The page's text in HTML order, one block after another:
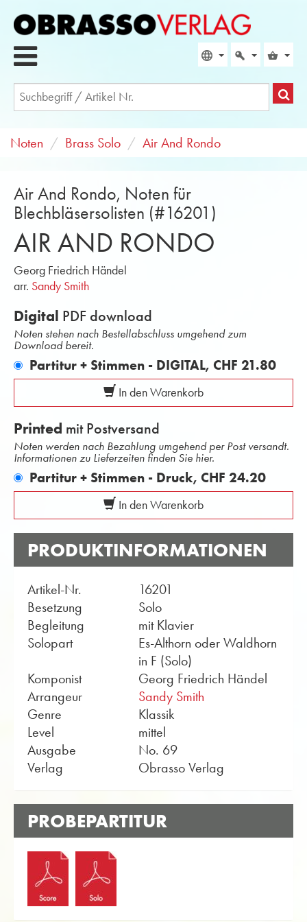
Noten Brass Solo Air And Rondo
Air And Rondo, Noten für
Blechbläsersolisten (#16201)
AIR AND RONDO
Georg Friedrich Händel
arr. Sandy Smith
Digital PDF download
Noten stehen nach Bestellabschluss umgehend zum
Download bereit.
Partitur + Stimmen - DIGITAL, CHF 21.80
In den Warenkorb
Printed mit Postversand
Noten werden nach Bezahlung umgehend per Post versandt.
Informationen zu Lieferzeiten finden Sie hier.
Partitur + Stimmen - Druck, CHF 24.20
In den Warenkorb
PRODUKTINFORMATIONEN
Artikel-Nr.
16201
Besetzung
Solo
Begleitung
mit Klavier
Solopart
Es-Althorn oder Waldhorn
in F (Solo)
Komponist
Georg Friedrich Händel
Arrangeur
Sandy Smith
Genre
Klassik
Level
mittel
Ausgabe
No. 69
Verlag
Obrasso Verlag
PROBEPARTITUR